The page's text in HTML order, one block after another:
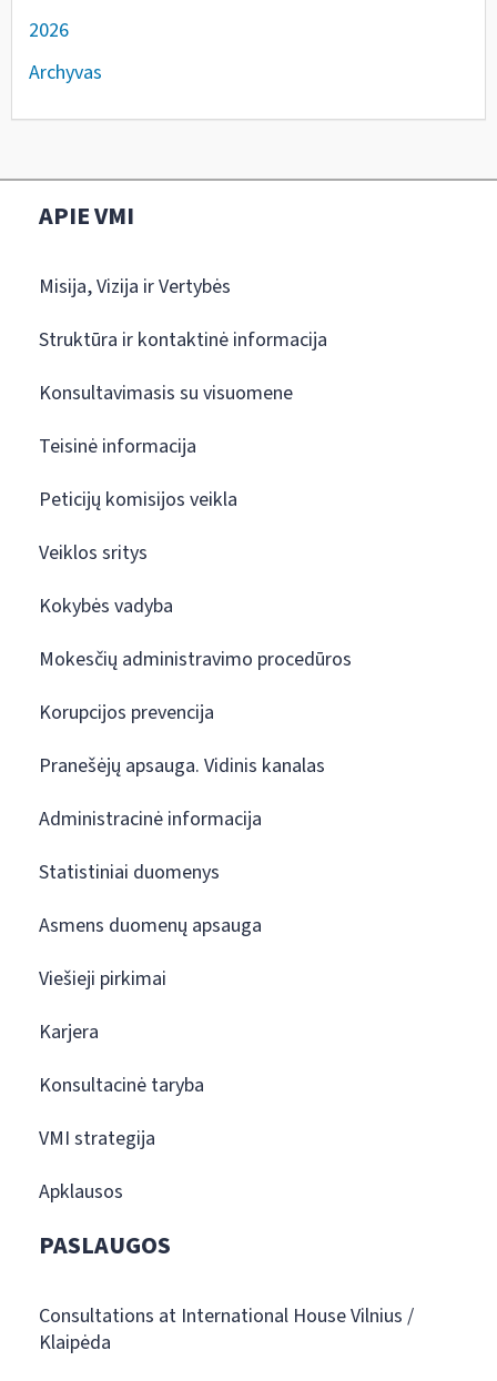
2026
Archyvas
APIE VMI
Misija, Vizija ir Vertybės
Struktūra ir kontaktinė informacija
Konsultavimasis su visuomene
Teisinė informacija
Peticijų komisijos veikla
Veiklos sritys
Kokybės vadyba
Mokesčių administravimo procedūros
Korupcijos prevencija
Pranešėjų apsauga. Vidinis kanalas
Administracinė informacija
Statistiniai duomenys
Asmens duomenų apsauga
Viešieji pirkimai
Karjera
Konsultacinė taryba
VMI strategija
Apklausos
PASLAUGOS
Consultations at International House Vilnius /
Klaipėda